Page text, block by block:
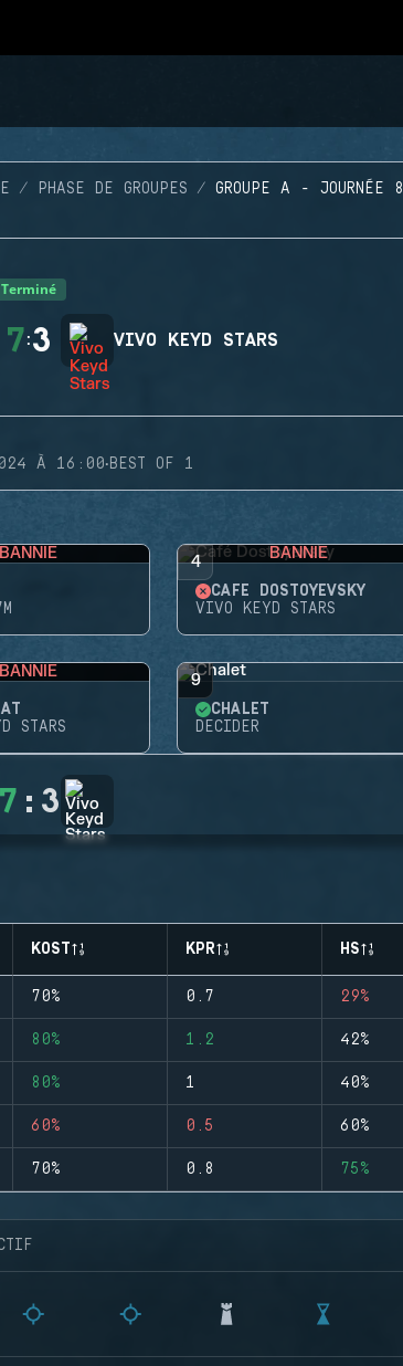
PHASE DE GROUPES GROUPE A - JOURNÉE 8
Terminé
7:3 VIVO KEYD STARS
À 16:00·BEST OF 1
BANNIE 4 BANNIE
CAFÉ DOSTOYEVSKY
VIVO KEYD STARS
BANNIE
STARS
9
CHALET
DECIDER
7 : 3
KOST KPR HS
70% 0.7 29%
80% 1.2 42%
80% 1 40%
60% 0.5 60%
70% 0.8 75%